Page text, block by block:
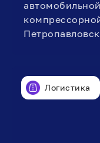
Логистика